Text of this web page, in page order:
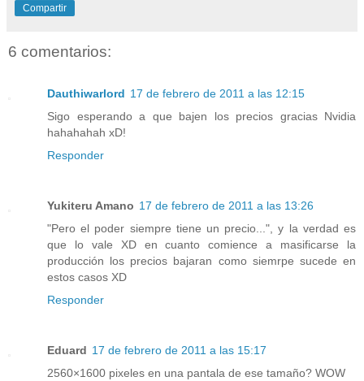
Compartir
6 comentarios:
Dauthiwarlord 17 de febrero de 2011 a las 12:15
Sigo esperando a que bajen los precios gracias Nvidia
hahahahah xD!
Responder
Yukiteru Amano 17 de febrero de 2011 a las 13:26
"Pero el poder siempre tiene un precio...", y la verdad es
que lo vale XD en cuanto comience a masificarse la
producción los precios bajaran como siemrpe sucede en
estos casos XD
Responder
Eduard 17 de febrero de 2011 a las 15:17
2560×1600 pixeles en una pantala de ese tamaño? WOW